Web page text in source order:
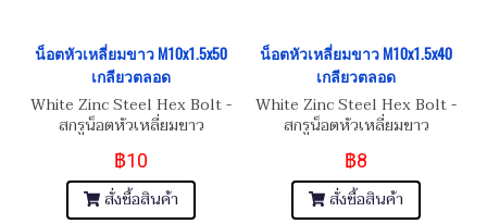
น็อตหัวเหลี่ยมขาว M10x1.5x50
เกลียวตลอด
White Zinc Steel Hex Bolt -
สกรูน็อตหัวเหลี่ยมขาว
M10x1.5x50 (เบอร์16)
฿10
สั่งซื้อสินค้า
น็อตหัวเหลี่ยมขาว M10x1.5x40
เกลียวตลอด
White Zinc Steel Hex Bolt -
สกรูน็อตหัวเหลี่ยมขาว
M10x1.5x40 (เบอร์16)
฿8
สั่งซื้อสินค้า